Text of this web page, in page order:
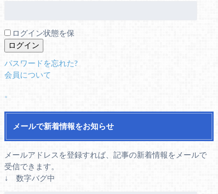
ログイン状態を保
パスワードを忘れた?
会員について
。
メールで新着情報をお知らせ
メールアドレスを登録すれば、記事の新着情報をメールで
受信できます。
↓ 数字バグ中